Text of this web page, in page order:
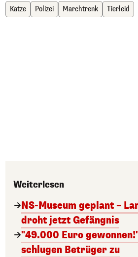
Katze Polizei Marchtrenk Tierleid
Weiterlesen
NS-Museum geplant –
droht jetzt Gefängnis
"49.000 Euro
schlugen Betrüger zu